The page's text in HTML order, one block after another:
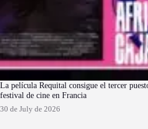
La película Requital consigue el tercer
festival de cine en Francia
30 de July de 2026